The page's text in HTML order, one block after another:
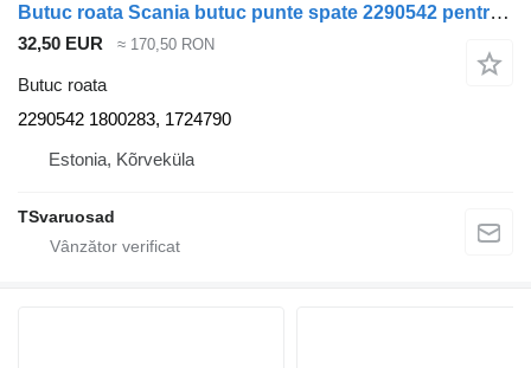
Butuc roata Scania butuc punte spate 2290542 pentru cap tractor Scania R420
32,50 EUR ≈ 170,50 RON
Butuc roata
2290542 1800283, 1724790
Estonia, Kõrveküla
TSvaruosad